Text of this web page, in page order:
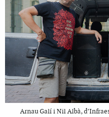
Arnau Galí i Nil Albà,